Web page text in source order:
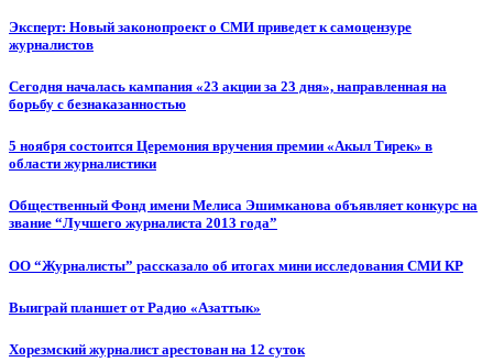
Эксперт: Новый законопроект о СМИ приведет к самоцензуре
журналистов
Сегодня началась кампания «23 акции за 23 дня», направленная на
борьбу с безнаказанностью
5 ноября состоится Церемония вручения премии «Акыл Тирек» в
области журналистики
Общественный Фонд имени Мелиса Эшимканова объявляет конкурс на
звание “Лучшего журналиста 2013 года”
ОО “Журналисты” рассказало об итогах мини исследования СМИ КР
Выиграй планшет от Радио «Азаттык»
Хорезмский журналист арестован на 12 суток